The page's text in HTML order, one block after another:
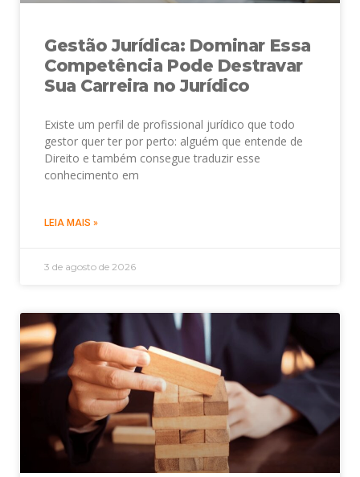
Gestão Jurídica: Dominar Essa
Competência Pode Destravar
Sua Carreira no Jurídico
Existe um perfil de profissional jurídico que todo
gestor quer ter por perto: alguém que entende de
Direito e também consegue traduzir esse
conhecimento em
LEIA MAIS »
3 de agosto de 2026